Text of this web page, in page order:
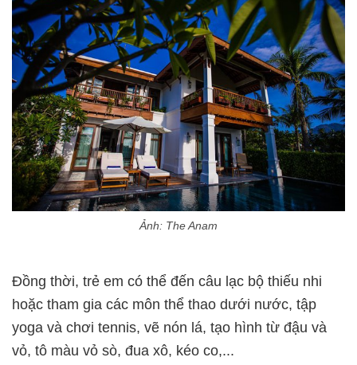
Ảnh: The Anam
Đồng thời, trẻ em có thể đến câu lạc bộ thiếu nhi
hoặc tham gia các môn thể thao dưới nước, tập
yoga và chơi tennis, vẽ nón lá, tạo hình từ đậu và
vỏ, tô màu vỏ sò, đua xô, kéo co,...